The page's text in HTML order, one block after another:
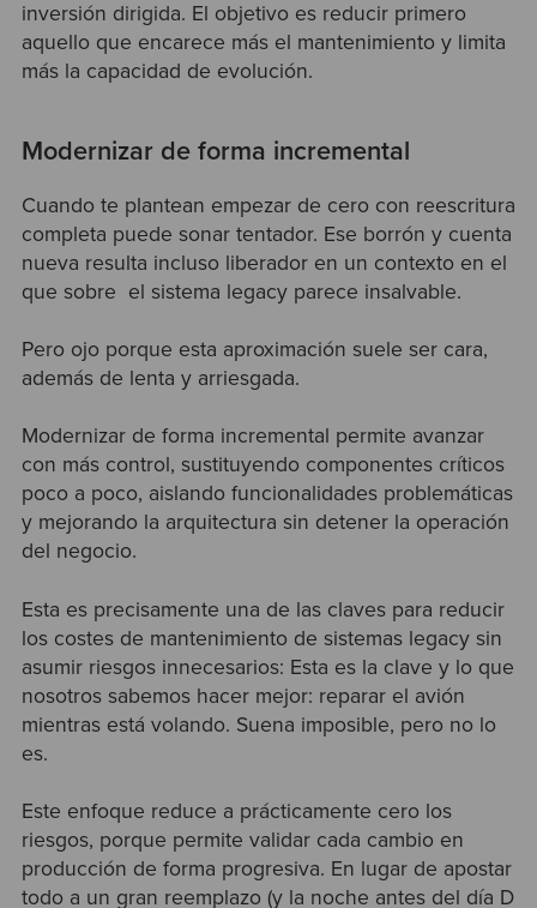
inversión dirigida. El objetivo es reducir primero
aquello que encarece más el mantenimiento y limita
más la capacidad de evolución.
Modernizar de forma incremental
Cuando te plantean empezar de cero con reescritura
completa puede sonar tentador. Ese borrón y cuenta
nueva resulta incluso liberador en un contexto en el
que sobre el sistema legacy parece insalvable.
Pero ojo porque esta aproximación suele ser cara,
además de lenta y arriesgada.
Modernizar de forma incremental permite avanzar
con más control, sustituyendo componentes críticos
poco a poco, aislando funcionalidades problemáticas
y mejorando la arquitectura sin detener la operación
del negocio.
Esta es precisamente una de las claves para reducir
los costes de mantenimiento de sistemas legacy sin
asumir riesgos innecesarios: Esta es la clave y lo que
nosotros sabemos hacer mejor: reparar el avión
mientras está volando. Suena imposible, pero no lo
es.
Este enfoque reduce a prácticamente cero los
riesgos, porque permite validar cada cambio en
producción de forma progresiva. En lugar de apostar
todo a un gran reemplazo (y la noche antes del día D